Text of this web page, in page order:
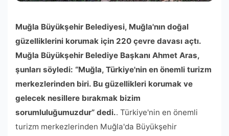
Muğla Büyükşehir Belediyesi, Muğla'nın doğal
güzelliklerini korumak için 220 çevre davası açtı.
Muğla Büyükşehir Belediye Başkanı Ahmet Aras,
şunları söyledi: “Muğla, Türkiye'nin en önemli turizm
merkezlerinden biri. Bu güzellikleri korumak ve
gelecek nesillere bırakmak bizim
sorumluluğumuzdur” dedi.. Türkiye'nin en önemli
turizm merkezlerinden Muğla'da Büyükşehir